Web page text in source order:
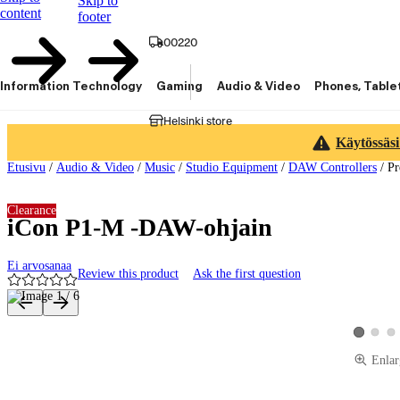
content
footer
00220
Helsinki store
Information Technology Gaming Audio & Video Phones,
Etusivu / Audio & Video / Music / Studio Equipment / DAW Controllers /
iCon P1-M -DAW-ohjain
Ei arvosanaa
Review this product Ask the first question
Clearance
Product images and videos
ViewView